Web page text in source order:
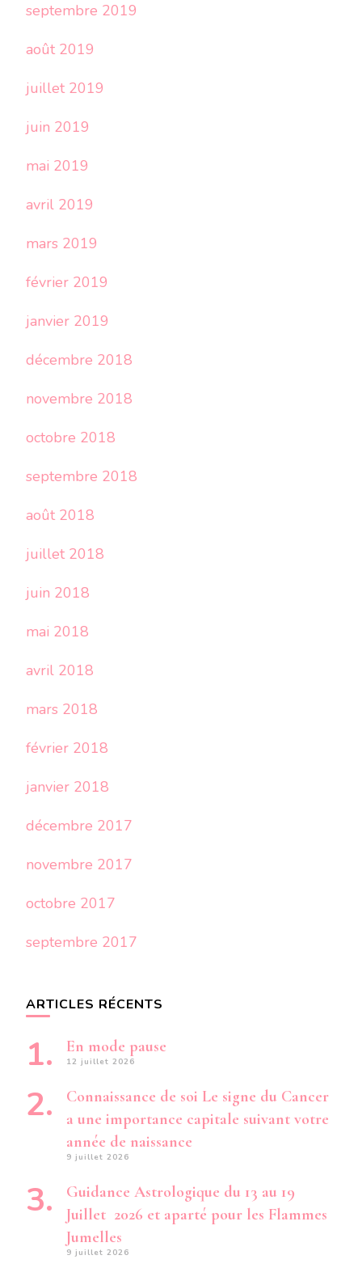
septembre 2019
août 2019
juillet 2019
juin 2019
mai 2019
avril 2019
mars 2019
février 2019
janvier 2019
décembre 2018
novembre 2018
octobre 2018
septembre 2018
août 2018
juillet 2018
juin 2018
mai 2018
avril 2018
mars 2018
février 2018
janvier 2018
décembre 2017
novembre 2017
octobre 2017
septembre 2017
ARTICLES RÉCENTS
En mode pause
12 juillet 2026
Connaissance de soi Le signe du Cancer
a une importance capitale suivant votre
année de naissance
9 juillet 2026
Guidance Astrologique du 13 au 19
Juillet 2026 et aparté pour les Flammes
Jumelles
9 juillet 2026